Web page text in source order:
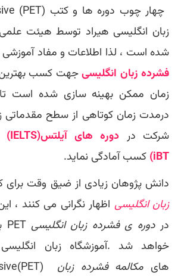
چهار چوب دوره ها و کتب (PET)
زبان انگلیسی هیراد توسط هیئت
شده است ، لذا اطلاعات و مفاد
فشرده زبان انگلیسیجهت کسب بهترین
زمان ممکن بهینه سازی شده است تا
درمدت زمان کوتاهی از سطح مقدماتی
شرکت در دوره های آیلتس(IELTS
)
iBT
) کسب آمادگی نماید.
دانش پژوهان زیادی از ضیق وقت
زبان انگلیسی اظهار نگرانی می کنند ،
دردوره ی فشرده زبان انگلیسی PET
خواهد شد .آموزشگاه زبان
های مکالمه فشرده زبان